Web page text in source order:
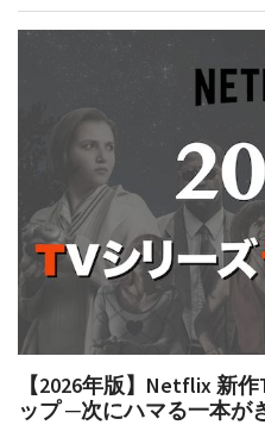
【2026年版】Netflix 新
ップ ─次にハマる一本が